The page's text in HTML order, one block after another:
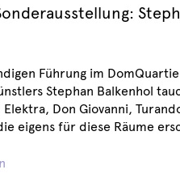
Führung im
Stephan Balkenhol
Elektra, Don Giovanni,
eigens für diese Räume